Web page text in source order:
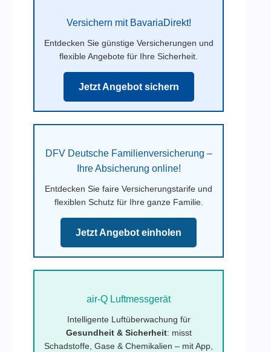
Versichern mit BavariaDirekt!
Entdecken Sie günstige Versicherungen und
flexible Angebote für Ihre Sicherheit.
Jetzt Angebot sichern
DFV Deutsche Familienversicherung –
Ihre Absicherung online!
Entdecken Sie faire Versicherungstarife und
flexiblen Schutz für Ihre ganze Familie.
Jetzt Angebot einholen
air-Q Luftmessgerät
Intelligente Luftüberwachung für
Gesundheit & Sicherheit: misst
Schadstoffe, Gase & Chemikalien – mit App,